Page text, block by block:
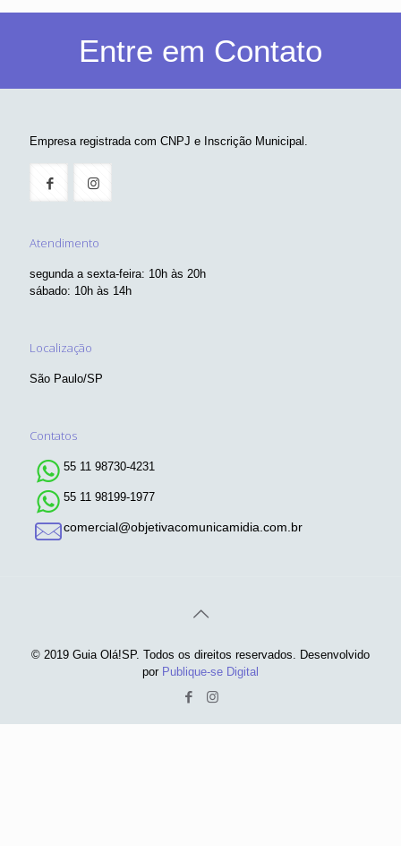
Entre em Contato
Empresa registrada com CNPJ e Inscrição Municipal.
Atendimento
segunda a sexta-feira: 10h às 20h
sábado: 10h às 14h
Localização
São Paulo/SP
Contatos
55 11 98730-4231
55 11 98199-1977
comercial@objetivacomunicamidia.com.br
© 2019 Guia Olá!SP. Todos os direitos reservados. Desenvolvido
por Publique-se Digital